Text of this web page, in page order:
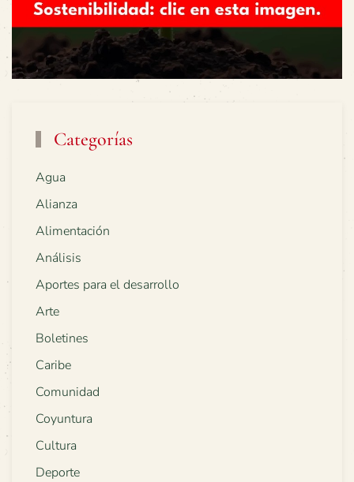
Categorías
Agua
Alianza
Alimentación
Análisis
Aportes para el desarrollo
Arte
Boletines
Caribe
Comunidad
Coyuntura
Cultura
Deporte